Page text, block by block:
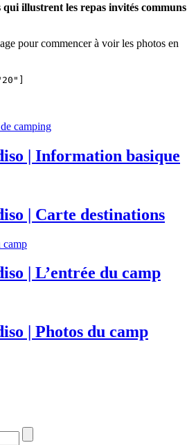
qui illustrent les repas invités communs
pour commencer à voir les photos en
| Information basique
| Carte destinations
| L’entrée du camp
| Photos du camp